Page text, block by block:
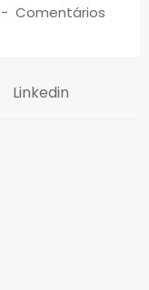
Comentários
Linkedin